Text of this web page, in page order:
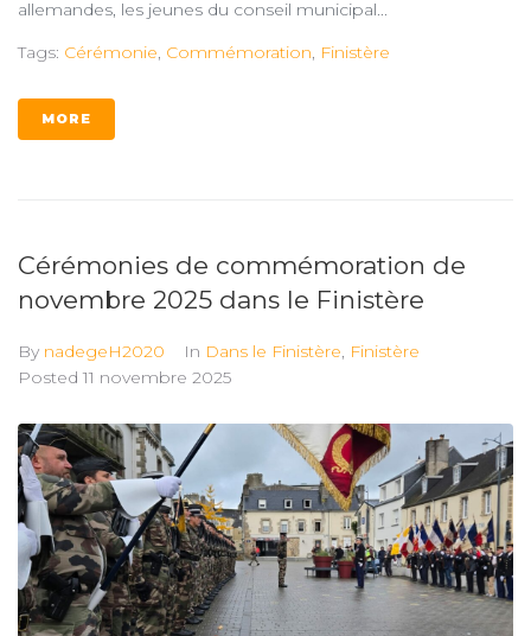
allemandes, les jeunes du conseil municipal...
Tags: Cérémonie, Commémoration, Finistère
MORE
Cérémonies de commémoration de
novembre 2025 dans le Finistère
By nadegeH2020 In Dans le Finistère, Finistère
Posted 11 novembre 2025